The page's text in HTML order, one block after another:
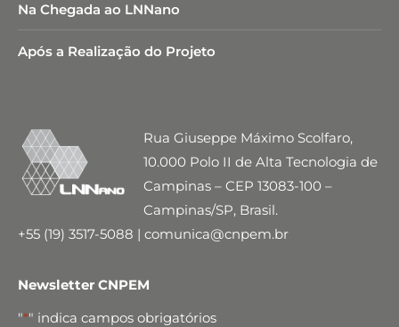
Na Chegada ao LNNano
Após a Realização do Projeto
Rua Giuseppe Máximo Scolfaro,
10.000 Polo II de Alta Tecnologia de
Campinas – CEP 13083-100 –
Campinas/SP, Brasil.
+55 (19) 3517-5088 | comunica@cnpem.br
Newsletter CNPEM
"*" indica campos obrigatórios